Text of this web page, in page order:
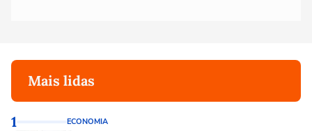
Mais lidas
1 ECONOMIA